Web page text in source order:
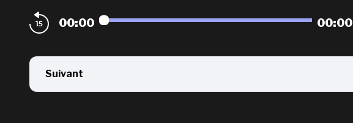
00:00 00:00
Suivant